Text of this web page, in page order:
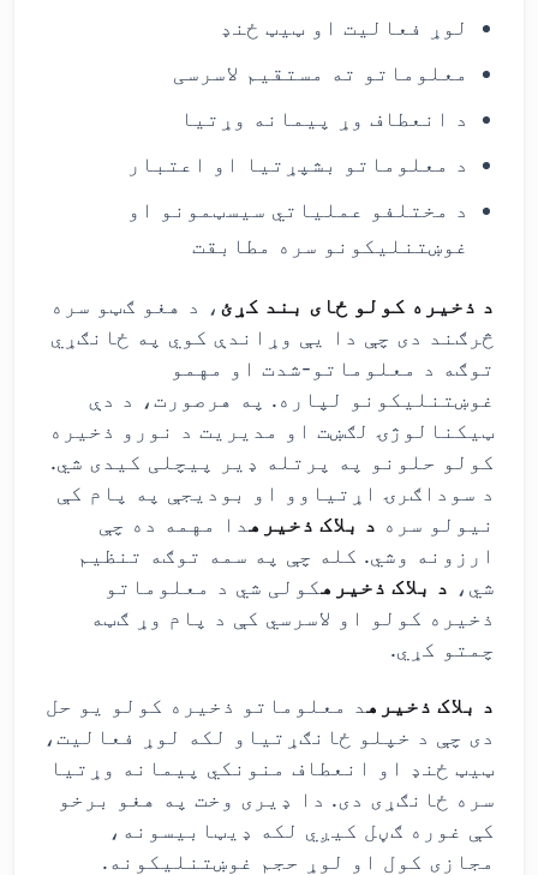
لوړ فعالیت او ټیټ ځنډ
معلوماتو ته مستقیم لاسرسی
د انعطاف وړ پیمانه وړتیا
د معلوماتو بشپړتیا او اعتبار
د مختلفو عملیاتي سیسټمونو او
غوښتنلیکونو سره مطابقت
د ذخیره کولو ځای بند کړئ ، د هغو ګټو سره
څرګند دی چې دا یې وړاندې کوي په ځانګړي
توګه د معلوماتو-شدت او مهمو
غوښتنلیکونو لپاره. په هرصورت، د دې
ټیکنالوژۍ لګښت او مدیریت د نورو ذخیره
کولو حلونو په پرتله ډیر پیچلی کیدی شي.
د سوداګرۍ اړتیاوو او بودیجې په پام کې
نیولو سره د بلاک ذخیرهدا مهمه ده چې
ارزونه وشي. کله چې په سمه توګه تنظیم
شي، د بلاک ذخیرهکولی شي د معلوماتو
ذخیره کولو او لاسرسي کې د پام وړ ګټه
چمتو کړي.
د بلاک ذخیرهد معلوماتو ذخیره کولو یو حل
دی چې د خپلو ځانګړتیاو لکه لوړ فعالیت،
ټیټ ځنډ او انعطاف منونکي پیمانه وړتیا
سره ځانګړی دی. دا ډیری وخت په هغو برخو
کې غوره ګڼل کیږي لکه ډیټابیسونه،
مجازی کول او لوړ حجم غوښتنلیکونه.